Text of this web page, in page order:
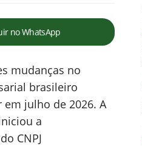
no WhatsApp
mudanças no
brasileiro
em julho de 2026. A
a
CNPJ